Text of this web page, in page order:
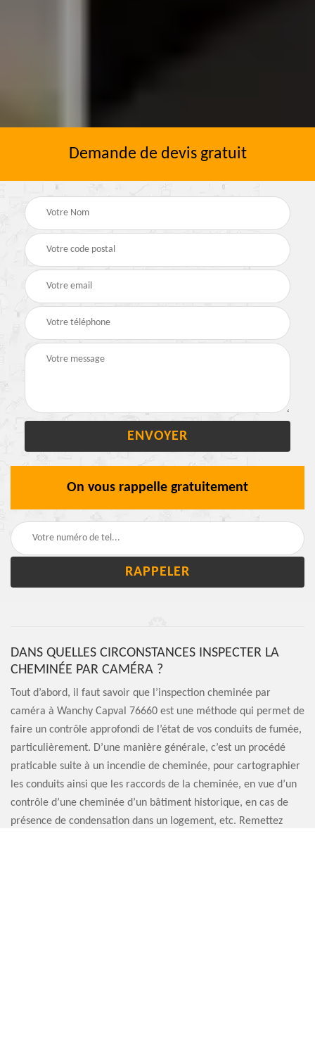
Demande de devis gratuit
On vous rappelle gratuitement
DANS QUELLES CIRCONSTANCES INSPECTER LA
CHEMINÉE PAR CAMÉRA ?
Tout d’abord, il faut savoir que l’inspection cheminée par
caméra à Wanchy Capval 76660 est une méthode qui permet de
faire un contrôle approfondi de l’état de vos conduits de fumée,
particulièrement. D’une manière générale, c’est un procédé
praticable suite à un incendie de cheminée, pour cartographier
les conduits ainsi que les raccords de la cheminée, en vue d’un
contrôle d’une cheminée d’un bâtiment historique, en cas de
présence de condensation dans un logement, etc. Remettez